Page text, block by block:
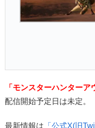
「モンスターハンターア
配信開始予定日は未定。
最新情報は 「公式X(旧